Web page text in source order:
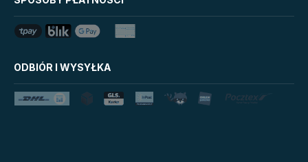
Zygmunt Freud
Agata Passent
Maciej Orłoś
Jo Nesbo
Katarzyna Miller
Grzeszni Miliarderzy
Uniwersum Reina Roja
Królestwo kłamstw
Lato
Tim Marshall on
Star Wars Darth Vader
ODBIÓR I WYSYŁKA